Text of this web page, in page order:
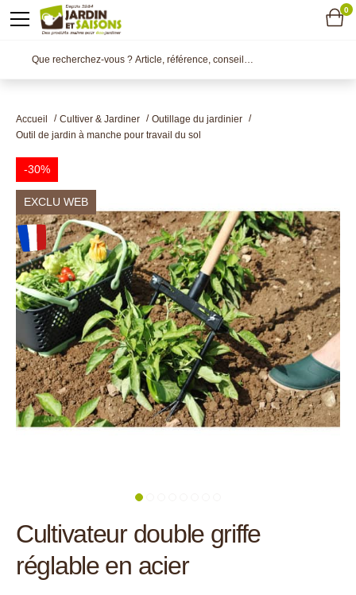
Accueil Cultiver & Jardiner
Outillage du jardinier
Outil de jardin à manche pour travail du sol
-30%
EXCLU WEB
Cultivateur double griffe
réglable en acier
0